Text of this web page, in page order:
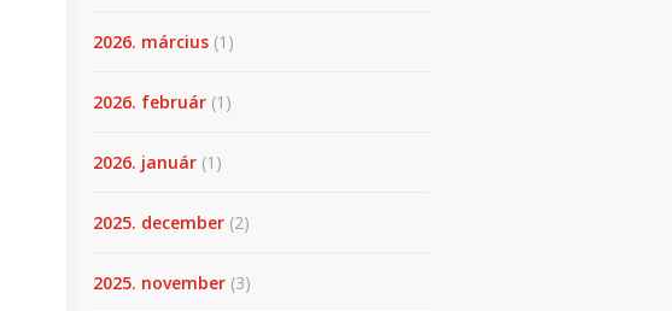
2026. március (1)
2026. február (1)
2026. január (1)
2025. december (2)
2025. november (3)